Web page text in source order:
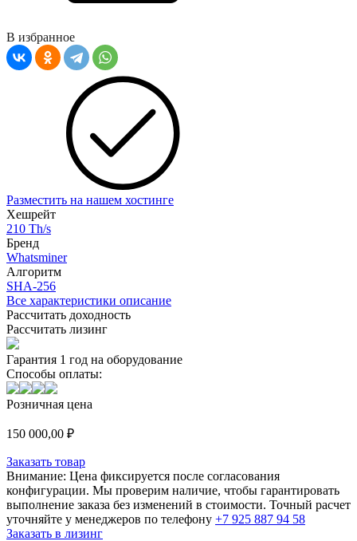
В избранное
Разместить на нашем хостинге
Хешрейт
210 Th/s
Бренд
Whatsminer
Алгоритм
SHA-256
Все характеристики описание
Рассчитать доходность
Рассчитать лизинг
Гарантия 1 год на оборудование
Способы оплаты:
Розничная цена
150 000,00 ₽
Заказать товар
Внимание: Цена фиксируется после согласования
конфигурации. Мы проверим наличие, чтобы гарантировать
выполнение заказа без изменений в стоимости. Точный расчет
уточняйте у менеджеров по телефону +7 925 887 94 58
Заказать в лизинг